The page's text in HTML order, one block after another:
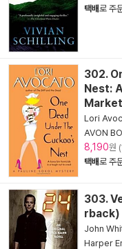
택배로 주
302.
Nest:
Lori
AVON
8,190원
택배로 주
303.
rback)
John
Harper